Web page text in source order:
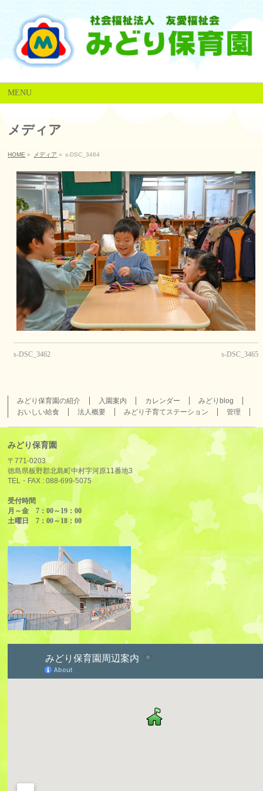
MENU
メディア
HOME » メディア » s-DSC_3464
s-DSC_3462 s-DSC_3465
みどり保育園の紹介 入園案内 カレンダー
みどりblog
おいしい給食
法人概要 みどり子育てステーション 管理
みどり保育園
〒771-0203
徳島県板野郡北島町中村字河原11番地3
TEL・FAX :088-699-5075
受付時間
月～金 7：00～19：00
土曜日 7：00～18：00